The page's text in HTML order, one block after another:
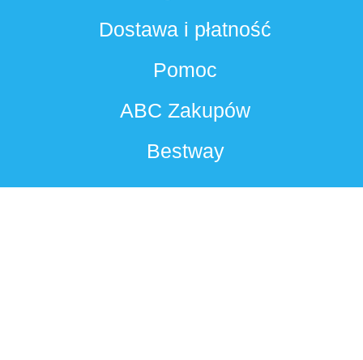
Dostawa i płatność
Pomoc
ABC Zakupów
Bestway